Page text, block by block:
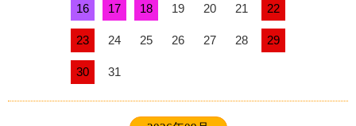
16 17 18 19 20 21 22
23 24 25 26 27 28 29
30 31